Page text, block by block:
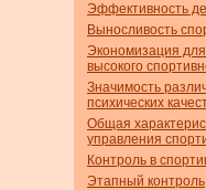
Эффективность
Выносливость
Экономизация
высокого
Значимость
психических
Общая
управления
Контроль в
Этапный контроль